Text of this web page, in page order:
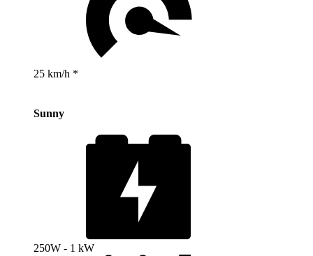
25 km/h *
Sunny
250W - 1 kW